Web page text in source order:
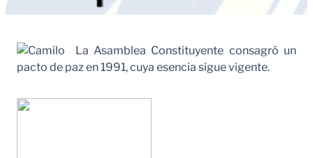
La Asamblea Constituyente consagró un
pacto de paz en 1991, cuya esencia sigue vigente.